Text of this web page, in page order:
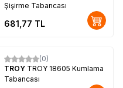
Şişirme Tabancası
681,77 TL
(0)
TROY TROY 18605 Kumlama
Tabancası